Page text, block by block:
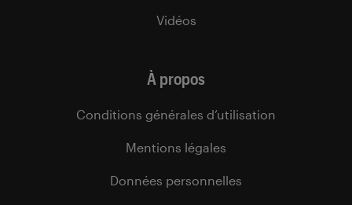
Vidéos
À propos
Conditions générales d’utilisation
Mentions légales
Données personnelles